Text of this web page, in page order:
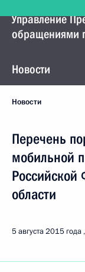
Управление
обращениями
Новости
Новости
Перечень
мобильной
Российской
области
5 августа 2015 года